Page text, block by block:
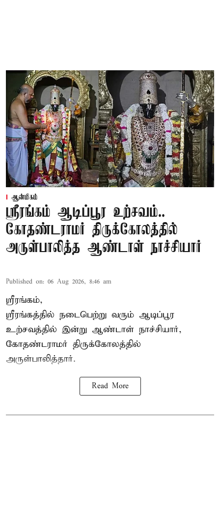
ஆன்மிகம்
ஸ்ரீரங்கம் ஆடிப்பூர உற்சவம்..
கோதண்டராமர் திருக்கோலத்தில்
அருள்பாலித்த ஆண்டாள் நாச்சியார்
Published on: 06 Aug 2026, 8:46 am
ஸ்ரீரங்கம்,
ஸ்ரீரங்கத்தில் நடைபெற்று வரும் ஆடிப்பூர
உற்சவத்தில் இன்று ஆண்டாள் நாச்சியார்,
கோதண்டராமர் திருக்கோலத்தில்
அருள்பாலித்தார்.
Read More